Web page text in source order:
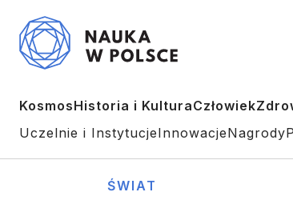
KosmosHistoria i KulturaCzłowiek
Uczelnie i InstytucjeInnowacjeNagrody
ŚWIAT